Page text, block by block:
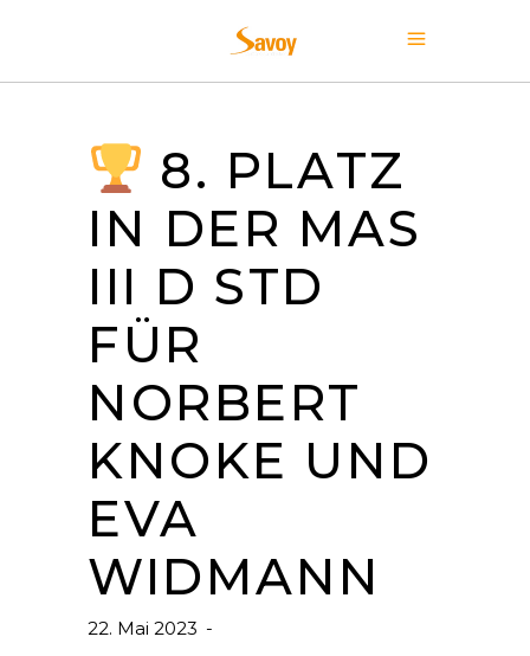
8. PLATZ
IN DER MAS
III D STD
FÜR
NORBERT
KNOKE UND
EVA
WIDMANN
22. Mai 2023